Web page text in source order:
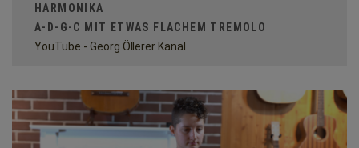
HARMONIKA
A-D-G-C MIT ETWAS FLACHEM TREMOLO
YouTube - Georg Öllerer Kanal